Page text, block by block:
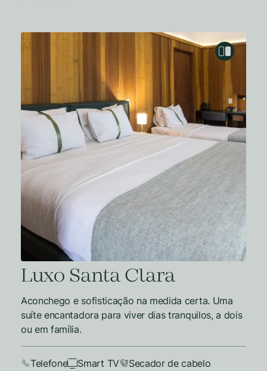
Luxo Santa Clara
Aconchego e sofisticação na medida certa. Uma
suíte encantadora para viver dias tranquilos, a dois
ou em família.
Telefone Smart TV
Secador de cabelo